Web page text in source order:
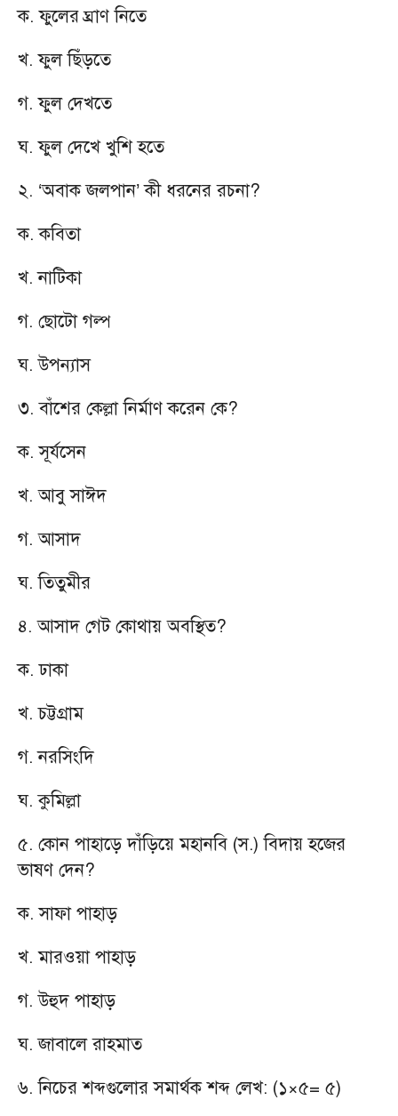
ক. ফুলের ঘ্রাণ নিতে
খ. ফুল ছিঁড়তে
গ. ফুল দেখতে
ঘ. ফুল দেখে খুশি হতে
২. ‘অবাক জলপান’ কী ধরনের রচনা?
ক. কবিতা
খ. নাটিকা
গ. ছোটো গল্প
ঘ. উপন্যাস
৩. বাঁশের কেল্লা নির্মাণ করেন কে?
ক. সূর্যসেন
খ. আবু সাঈদ
গ. আসাদ
ঘ. তিতুমীর
৪. আসাদ গেট কোথায় অবস্থিত?
ক. ঢাকা
খ. চট্টগ্রাম
গ. নরসিংদি
ঘ. কুমিল্লা
৫. কোন পাহাড়ে দাঁড়িয়ে মহানবি (স.) বিদায় হজের
ভাষণ দেন?
ক. সাফা পাহাড়
খ. মারওয়া পাহাড়
গ. উহুদ পাহাড়
ঘ. জাবালে রাহমাত
৬. নিচের শব্দগুলোর সমার্থক শব্দ লেখ: (১×৫= ৫)